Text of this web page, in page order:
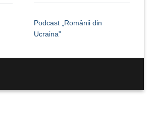
Podcast „Românii din
Ucraina”